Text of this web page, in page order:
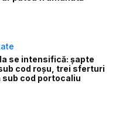
se intensifică: șapte
cod roșu, trei sferturi
sub cod portocaliu